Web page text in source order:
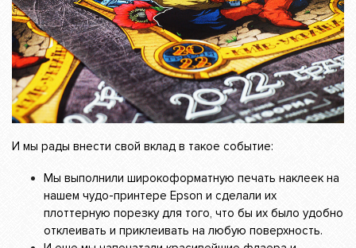
И мы рады внести свой вклад в такое событие:
Мы выполнили широкоформатную печать наклеек на
нашем чудо-принтере Epson и сделали их
плоттерную порезку для того, что бы их было удобно
отклеивать и приклеивать на любую поверхность.